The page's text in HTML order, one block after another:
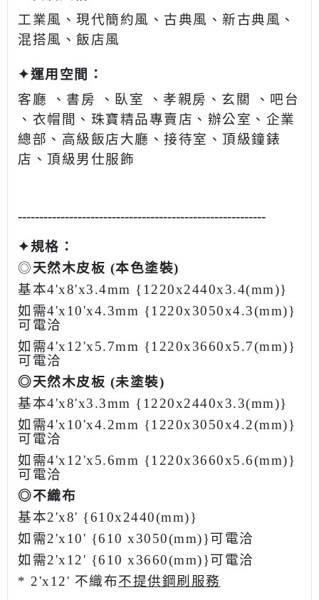
工業風、現代簡約風、古典風、新古典風、
混搭風、飯店風
✦運用空間：
客廳 、書房 、臥室 、孝親房、玄關 、吧台
、衣帽間、珠寶精品專賣店、辦公室、企業
總部、 高級飯店大廳、接待室、頂級鐘錶
店、頂級男仕服飾
----------------------------------------------------------
✦規格：
◎天然木皮板 (本色塗裝)
基本4'x8'x3.4mm {1220x2440x3.4(mm)}
如需4'x10'x4.3mm {1220x3050x4.3(mm)}
可電洽
如需4'x12'x5.7mm {1220x3660x5.7(mm)}
可電洽
◎天然木皮板 (未塗裝)
基本4'x8'x3.3mm {1220x2440x3.3(mm)}
如需4'x10'x4.2mm {1220x3050x4.2(mm)}
可電洽
如需4'x12'x5.6mm {1220x3660x5.6(mm)}
可電洽
◎不織布
基本2'x8' {610x2440(mm)}
如需2'x10' {610 x3050(mm)}可電洽
如需2'x12' {610 x3660(mm)}可電洽
* 2'x12' 不織布不提供鋼刷服務